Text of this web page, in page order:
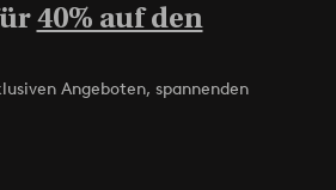
40% auf den
Angeboten, spannenden